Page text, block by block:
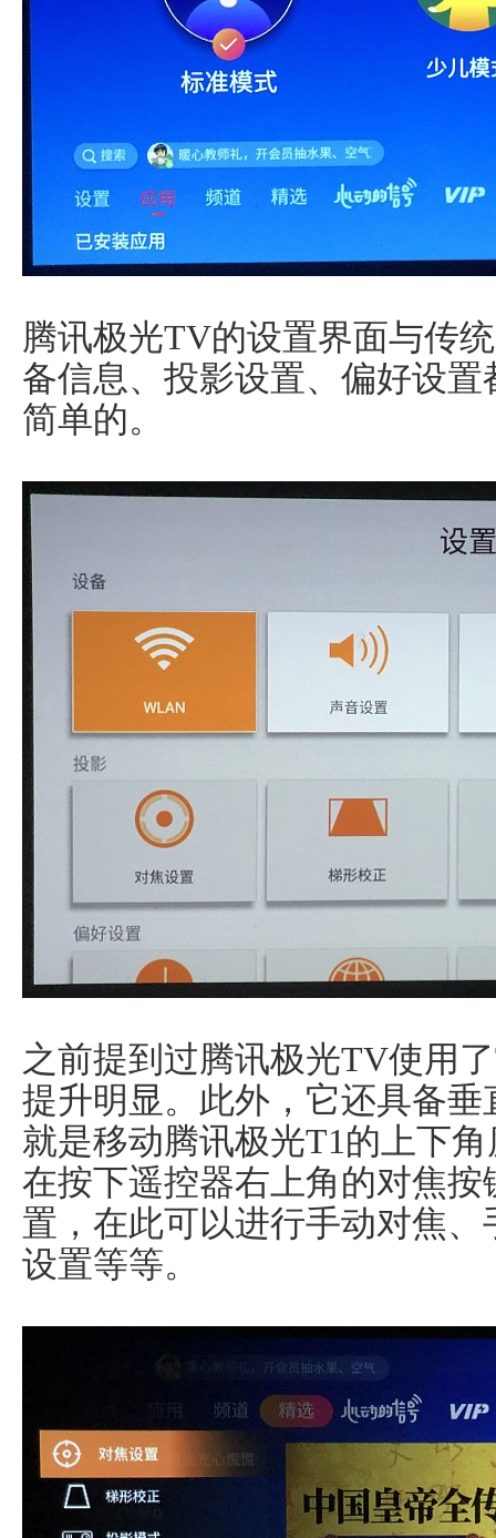
腾讯极光TV的设置界面与传
备信息、投影设置、偏好设
简单的。
之前提到过腾讯极光TV使用
提升明显。此外，它还具备
就是移动腾讯极光T1的上下
在按下遥控器右上角的对焦
置，在此可以进行手动对焦
设置等等。